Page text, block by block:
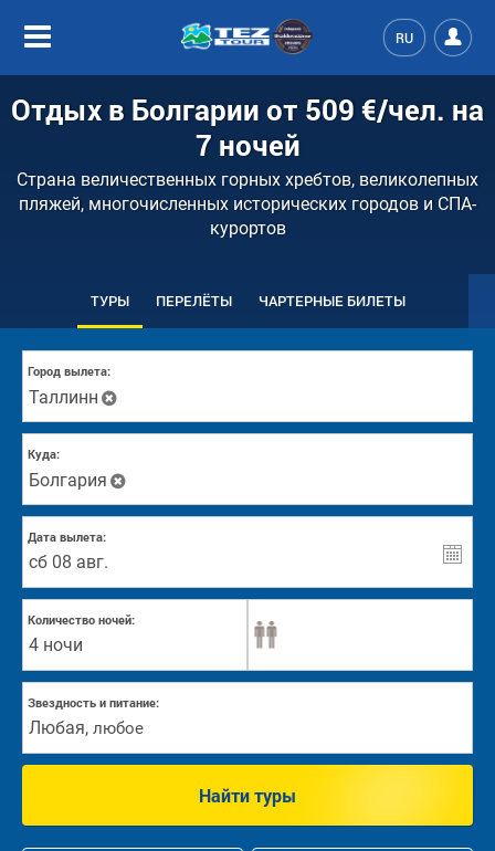
RU
Отдых в Болгарии от 509 €/чел. на
7 ночей
Страна величественных горных хребтов, великолепных
пляжей, многочисленных исторических городов и СПА-
курортов
ТУРЫ ПЕРЕЛЁТЫ ЧАРТЕРНЫЕ БИЛЕТЫ
Город вылета:
Таллинн
Куда:
Болгария
Дата вылета:
Количество ночей:
4 ночи
Звездность и питание:
Любая, любое
Найти туры